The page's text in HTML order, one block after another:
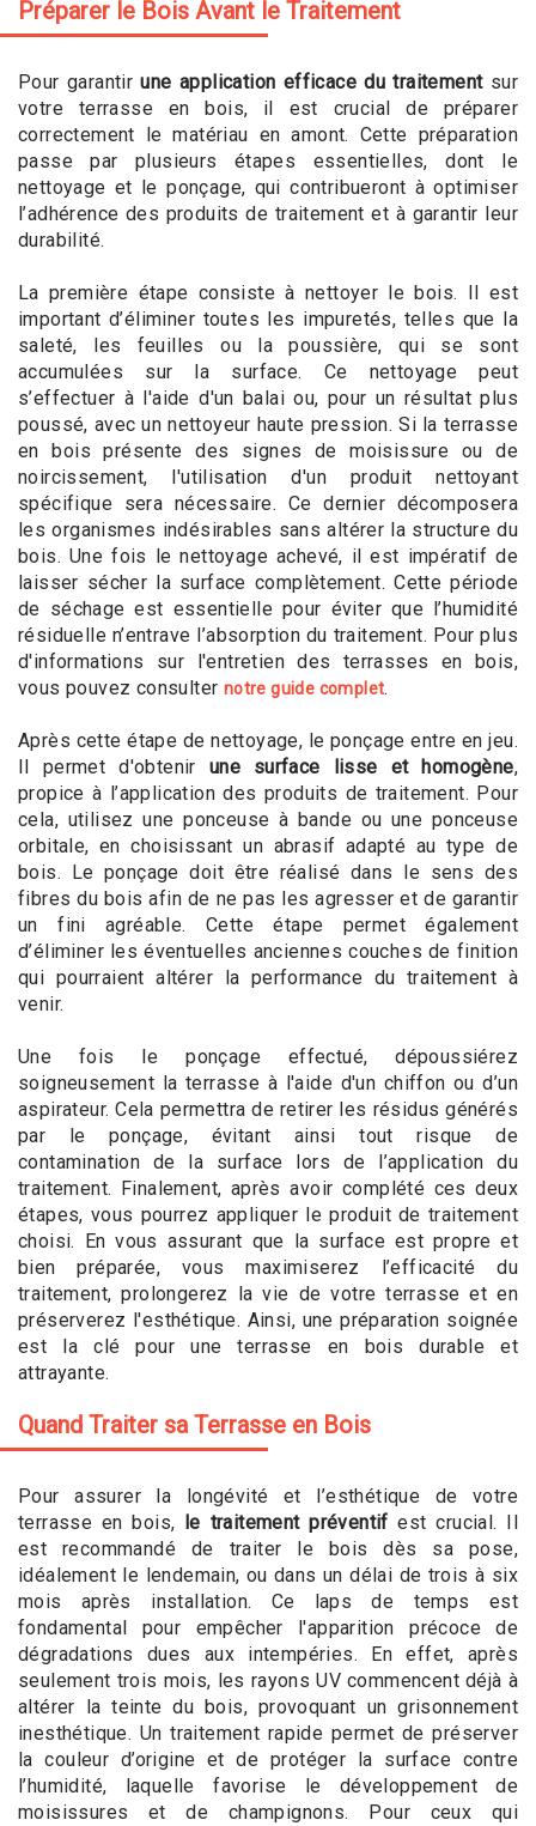
Préparer le Bois Avant le Traitement
Pour garantirune application efficace du traitementsur
votre terrasse en bois, il est crucial de préparer
correctement le matériau en amont. Cette préparation
passe par plusieurs étapes essentielles, dont le
nettoyage et le ponçage, qui contribueront à optimiser
l’adhérence des produits de traitement et à garantir leur
durabilité.
La première étape consiste à nettoyer le bois. Il est
important d’éliminer toutes les impuretés, telles que la
saleté, les feuilles ou la poussière, qui se sont
accumulées sur la surface. Ce nettoyage peut
s’effectuer à l'aide d'un balai ou, pour un résultat plus
poussé, avec un nettoyeur haute pression. Si la terrasse
en bois présente des signes de moisissure ou de
noircissement, l'utilisation d'un produit nettoyant
spécifique sera nécessaire. Ce dernier décomposera
les organismes indésirables sans altérer la structure du
bois. Une fois le nettoyage achevé, il est impératif de
laisser sécher la surface complètement. Cette période
de séchage est essentielle pour éviter que l’humidité
résiduelle n’entrave l’absorption du traitement. Pour plus
d'informations sur l'entretien des terrasses en bois,
vous pouvez consulter notre guide complet.
Après cette étape de nettoyage, le ponçage entre en jeu.
Il permet d'obtenir une surface lisse et homogène,
propice à l’application des produits de traitement. Pour
cela, utilisez une ponceuse à bande ou une ponceuse
orbitale, en choisissant un abrasif adapté au type de
bois. Le ponçage doit être réalisé dans le sens des
fibres du bois afin de ne pas les agresser et de garantir
un fini agréable. Cette étape permet également
d’éliminer les éventuelles anciennes couches de finition
qui pourraient altérer la performance du traitement à
venir.
Une fois le ponçage effectué, dépoussiérez
soigneusement la terrasse à l'aide d'un chiffon ou d’un
aspirateur. Cela permettra de retirer les résidus générés
par le ponçage, évitant ainsi tout risque de
contamination de la surface lors de l’application du
traitement. Finalement, après avoir complété ces deux
étapes, vous pourrez appliquer le produit de traitement
choisi. En vous assurant que la surface est propre et
bien préparée, vous maximiserez l’efficacité du
traitement, prolongerez la vie de votre terrasse et en
préserverez l'esthétique. Ainsi, une préparation soignée
est la clé pour une terrasse en bois durable et
attrayante.
Quand Traiter sa Terrasse en Bois
Pour assurer la longévité et l’esthétique de votre
terrasse en bois,
le traitement préventif est crucial. Il
est recommandé de traiter le bois dès sa pose,
idéalement le lendemain, ou dans un délai de trois à six
mois après installation. Ce laps de temps est
fondamental pour empêcher l'apparition précoce de
dégradations dues aux intempéries. En effet, après
seulement trois mois, les rayons UV commencent déjà à
altérer la teinte du bois, provoquant un grisonnement
inesthétique. Un traitement rapide permet de préserver
la couleur d’origine et de protéger la surface contre
l’humidité, laquelle favorise le développement de
moisissures et de champignons. Pour ceux qui